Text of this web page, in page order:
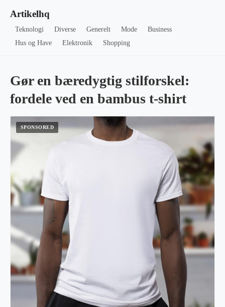
Artikelhq
Teknologi Diverse Generelt Mode
Business
Hus og Have
Elektronik Shopping
Gør en bæredygtig stilforskel:
fordele ved en bambus t-shirt